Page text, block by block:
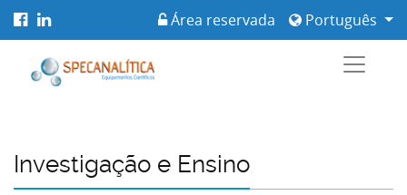
Português
Área reservada
Investigação e Ensino